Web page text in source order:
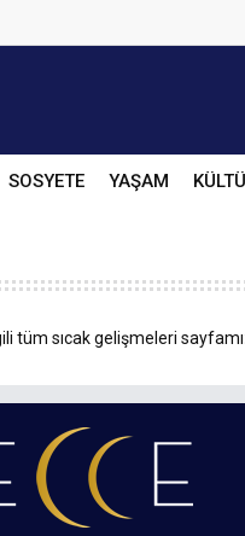
SOSYETE YAŞAM
tüm sıcak gelişmeleri